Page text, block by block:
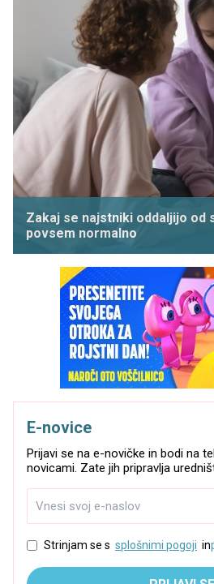
Zakaj se najstniki oddaljijo od
povsem normalno
E-novice
Prijavi se na e-novičke in bodi na
novicami. Zate jih pripravlja
Strinjam se s splošnimi pogoji in